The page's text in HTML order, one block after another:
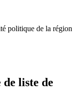
politique de la région
liste de